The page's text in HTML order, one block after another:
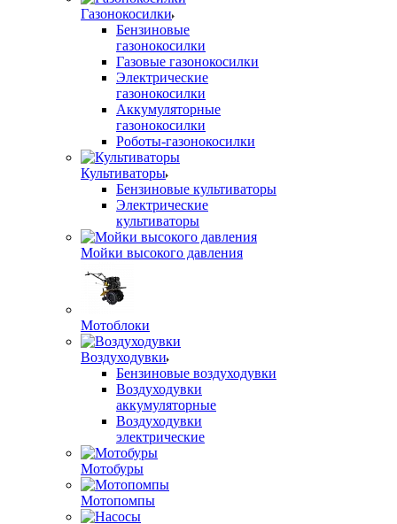
Газонокосилки
Бензиновые
газонокосилки
Газовые газонокосилки
Электрические
газонокосилки
Аккумуляторные
газонокосилки
Роботы-газонокосилки
Культиваторы
Бензиновые культиваторы
Электрические
культиваторы
Мойки высокого давления
Мотоблоки
Воздуходувки
Бензиновые воздуходувки
Воздуходувки
аккумуляторные
Воздуходувки
электрические
Мотобуры
Мотопомпы